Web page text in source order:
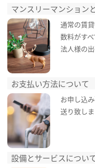
マンスリーマンション
通常の賃
数料がす
法人様の
お支払い方法について
お申し込
送り致しま
設備とサービスについ